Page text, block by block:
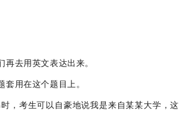
去用英文表达出来。
用在这个题目上。
，考生可以自豪地说我是来自某某大学，这